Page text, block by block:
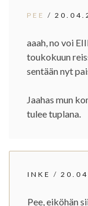
PEE /
aaah, no voi
toukokuun
sentään nyt
Jaahas mun
tulee tuplana.
INKE /
Pee, eiköhän